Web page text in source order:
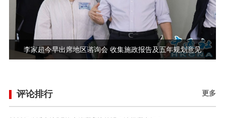
李家超今早出席地区谘询会 收集施政报告及五年规划意见
更多
评论排行